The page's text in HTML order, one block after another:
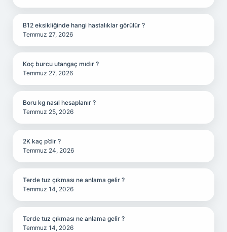
B12 eksikliğinde hangi hastalıklar görülür ?
Temmuz 27, 2026
Koç burcu utangaç mıdır ?
Temmuz 27, 2026
Boru kg nasıl hesaplanır ?
Temmuz 25, 2026
2K kaç p’dir ?
Temmuz 24, 2026
Terde tuz çıkması ne anlama gelir ?
Temmuz 14, 2026
Terde tuz çıkması ne anlama gelir ?
Temmuz 14, 2026